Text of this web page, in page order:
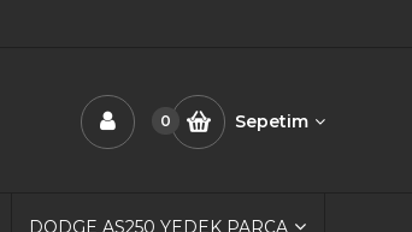
0 Sepetim
DODGE AS250 YEDEK PARÇA